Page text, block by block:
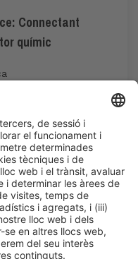
Connectant
químic
Acció